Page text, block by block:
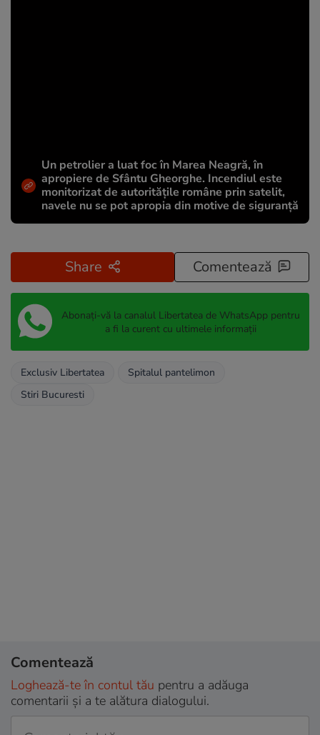
Un petrolier a luat foc în Marea Neagră, în
apropiere de Sfântu Gheorghe. Incendiul este
monitorizat de autoritățile române prin satelit,
navele nu se pot apropia din motive de siguranță
Share Comentează
Abonați-vă la canalul Libertatea de WhatsApp pentru
a fi la curent cu ultimele informații
Exclusiv Libertatea
Spitalul pantelimon
Stiri Bucuresti
Comentează
Loghează-te în contul tău pentru a adăuga
comentarii și a te alătura dialogului.